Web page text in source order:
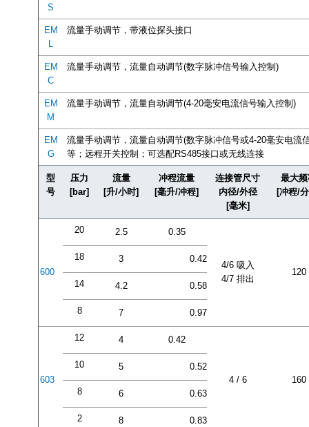
S
EM
L
流量手动调节，带液位探头接口
EM
C
流量手动调节，流量自动调节(数字脉冲信号输入控制)
EM
M
流量手动调节，流量自动调节(4-20毫安电流信号输入控制)
EM
G
流量手动调节，流量自动调节(数字脉冲信号或4-20毫安电
等；远程开关控制；可选配RS485接口或无线连接
型
号
压力
[bar]
流量
[升/小时]
冲程流量
[毫升/冲程]
连接管尺寸
内径/外径
[毫米]
最大
[冲程/
600
20 2.5 0.35
4/6 吸入
4/7 排出
120
18 3 0.42
14 4.2 0.58
8 7 0.97
603
12 4 0.42
4 / 6 160
10 5 0.52
8 6 0.63
2 8 0.83